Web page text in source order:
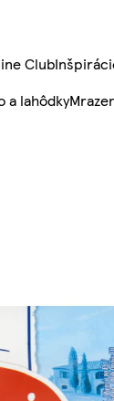
Club
a lahôdky